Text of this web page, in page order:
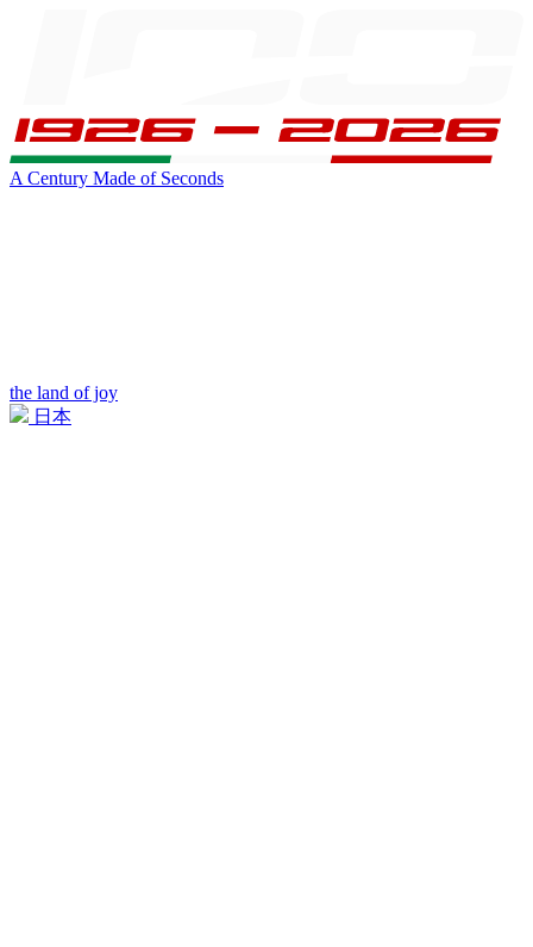
A Century Made of Seconds
the land of joy
日本